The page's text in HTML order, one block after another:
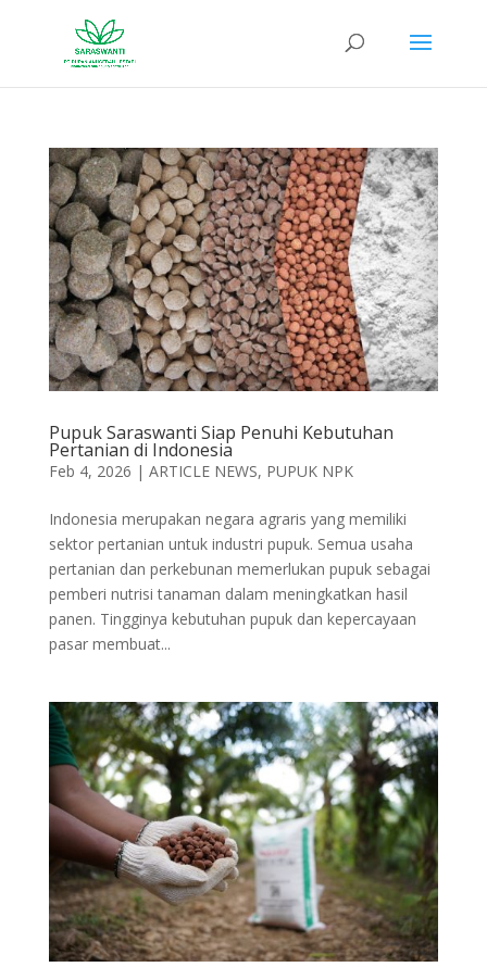
Pupuk Saraswanti Siap Penuhi Kebutuhan
Pertanian di Indonesia
Feb 4, 2026 | ARTICLE NEWS, PUPUK NPK
Indonesia merupakan negara agraris yang memiliki
sektor pertanian untuk industri pupuk. Semua usaha
pertanian dan perkebunan memerlukan pupuk sebagai
pemberi nutrisi tanaman dalam meningkatkan hasil
panen. Tingginya kebutuhan pupuk dan kepercayaan
pasar membuat...